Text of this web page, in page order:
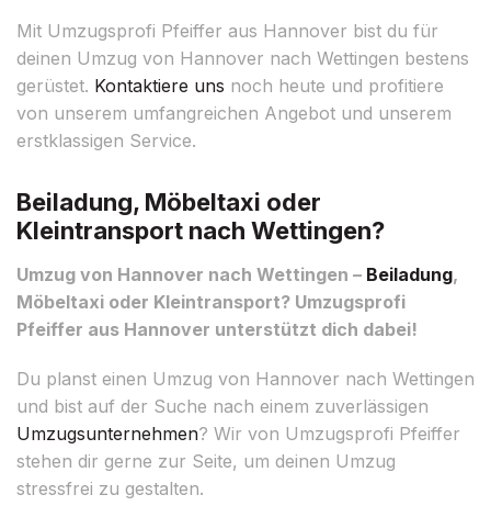
Mit Umzugsprofi Pfeiffer aus Hannover bist du für
deinen Umzug von Hannover nach Wettingen bestens
gerüstet. Kontaktiere uns noch heute und profitiere
von unserem umfangreichen Angebot und unserem
erstklassigen Service.
Beiladung, Möbeltaxi oder
Kleintransport nach Wettingen?
Umzug von Hannover nach Wettingen – Beiladung,
Möbeltaxi oder Kleintransport? Umzugsprofi
Pfeiffer aus Hannover unterstützt dich dabei!
Du planst einen Umzug von Hannover nach Wettingen
und bist auf der Suche nach einem zuverlässigen
Umzugsunternehmen? Wir von Umzugsprofi Pfeiffer
stehen dir gerne zur Seite, um deinen Umzug
stressfrei zu gestalten.